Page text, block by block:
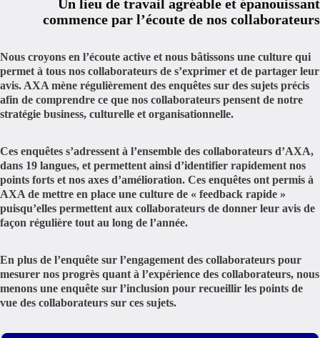
Un lieu de travail agréable et épanouissant
commence par l’écoute de nos collaborateurs
Nous croyons en l’écoute active et nous bâtissons une culture qui
permet à tous nos collaborateurs de s’exprimer et de partager leur
avis. AXA mène régulièrement des enquêtes sur des sujets précis
afin de comprendre ce que nos collaborateurs pensent de notre
stratégie business, culturelle et organisationnelle.
Ces enquêtes s’adressent à l’ensemble des collaborateurs d’AXA,
dans 19 langues, et permettent ainsi d’identifier rapidement nos
points forts et nos axes d’amélioration. Ces enquêtes ont permis à
AXA de mettre en place une culture de « feedback rapide »
puisqu’elles permettent aux collaborateurs de donner leur avis de
façon régulière tout au long de l’année.
En plus de l’enquête sur l’engagement des collaborateurs pour
mesurer nos progrès quant à l’expérience des collaborateurs, nous
menons une enquête sur l’inclusion pour recueillir les points de
vue des collaborateurs sur ces sujets.